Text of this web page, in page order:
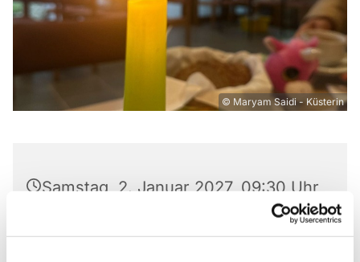
© Maryam Saidi - Küsterin
Samstag, 2. Januar 2027, 09:30 Uhr
Lukas-Gemeinde, Am Laugrund 5,